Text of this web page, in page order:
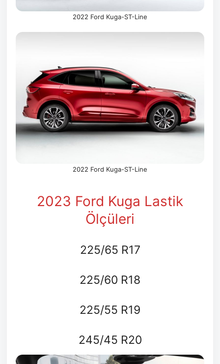
2022 Ford Kuga-ST-Line
2022 Ford Kuga-ST-Line
2023 Ford Kuga Lastik
Ölçüleri
225/65 R17
225/60 R18
225/55 R19
245/45 R20